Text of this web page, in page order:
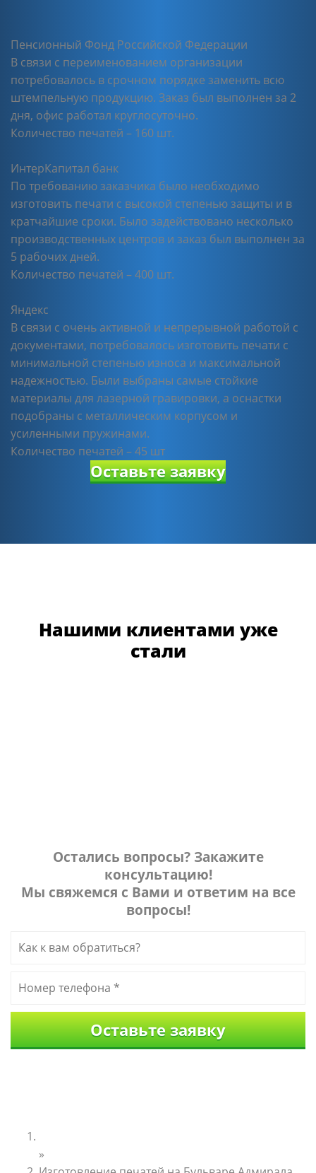
Пенсионный Фонд Российской Федерации
В связи с переименованием организации
потребовалось в срочном порядке заменить всю
штемпельную продукцию. Заказ был выполнен за 2
дня, офис работал круглосуточно.
Количество печатей – 160 шт.
ИнтерКапитал банк
По требованию заказчика было необходимо
изготовить печати с высокой степенью защиты и в
кратчайшие сроки. Было задействовано несколько
производственных центров и заказ был выполнен за
5 рабочих дней.
Количество печатей – 400 шт.
Яндекс
В связи с очень активной и непрерывной работой с
документами, потребовалось изготовить печати с
минимальной степенью износа и максимальной
надежностью. Были выбраны самые стойкие
материалы для лазерной гравировки, а оснастки
подобраны с металлическим корпусом и
усиленными пружинами.
Количество печатей – 45 шт
Оставьте заявку
Нашими клиентами уже
стали
Остались вопросы? Закажите
консультацию!
Мы свяжемся с Вами и ответим на все
вопросы!
»